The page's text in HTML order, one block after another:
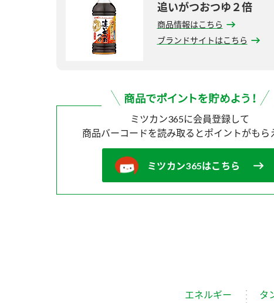
追いがつおつゆ２倍
商品情報はこちら
ブランドサイトはこちら
ミツカン365に会員登録して
商品バーコードを読み取ると ポイントがもら
ミツカン365はこちら
エネルギー タ